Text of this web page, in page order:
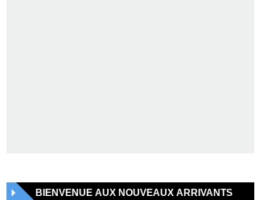
BIENVENUE AUX NOUVEAUX ARRIVANTS